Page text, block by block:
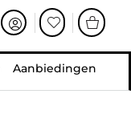
Aanbiedingen